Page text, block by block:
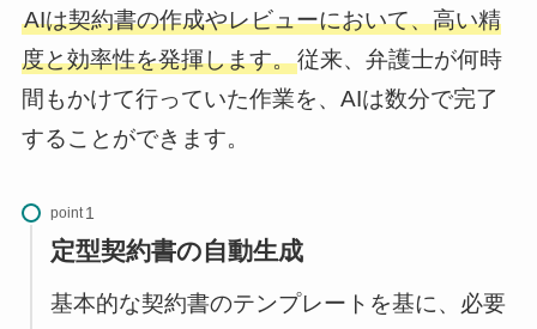
AIは契約書の作成やレビューにおいて、高い精
度と効率性を発揮します。従来、弁護士が何時
間もかけて行っていた作業を、AIは数分で完了
することができます。
point
定型契約書の自動生成
基本的な契約書のテンプレートを基に、必要